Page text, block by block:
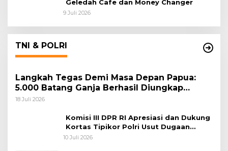
Geledah Cafe dan Money Changer
9 Juli 2026
TNI & POLRI
Langkah Tegas Demi Masa Depan Papua:
5.000 Batang Ganja Berhasil Diungkap
Koops TNI Habema
18 Juli 2026
Komisi III DPR RI Apresiasi dan Dukung
Kortas Tipikor Polri Usut Dugaan
Korupsi Batu Bara
10 Juli 2026